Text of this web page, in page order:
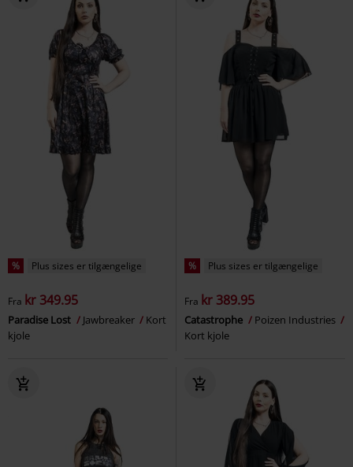
% Plus sizes er tilgængelige
Fra kr 349.95
Paradise Lost Jawbreaker
Kort
kjole
% Plus sizes er tilgængelige
Fra kr 389.95
Catastrophe
Poizen Industries
Kort kjole